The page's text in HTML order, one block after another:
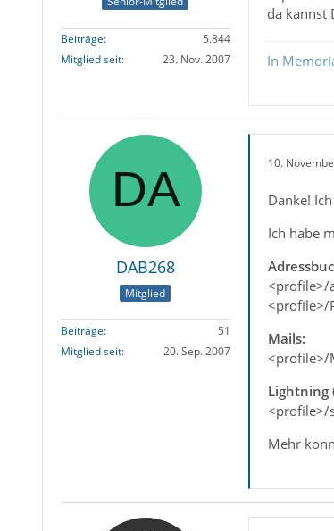
Beiträge
5.844
Mitglied seit
23. Nov. 2007
da kannst
In
DAB268
Mitglied
Beiträge
51
Mitglied seit
20. Sep. 2007
10.
Danke!
Ich habe
<profile>/
<profile>/
Mails:
Lightning
<profile>/
Mehr